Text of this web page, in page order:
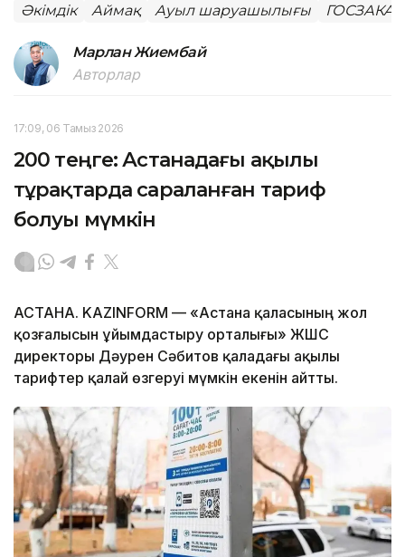
Әкімдік Аймақ Ауыл шаруашылығы
Марлан Жиембай
Авторлар
17:09, 06 Тамыз 2026
200 теңге: Астанадағы ақылы
тұрақтарда сараланған тариф
болуы мүмкін
АСТАНА. KAZINFORM — «Астана қаласының жол
қозғалысын ұйымдастыру орталығы» ЖШС
директоры Дәурен Сәбитов қаладағы ақылы
тарифтер қалай өзгеруі мүмкін екенін айтты.